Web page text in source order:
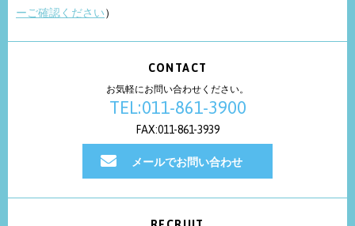
ーご確認ください）
CONTACT
お気軽にお問い合わせください。
TEL:011-861-3900
FAX:011-861-3939
メールでお問い合わせ